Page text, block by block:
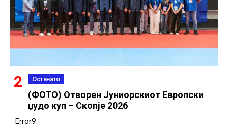
Останато
(ФОТО) Отворен Јуниорскиот Европски
џудо куп – Скопје 2026
Error9